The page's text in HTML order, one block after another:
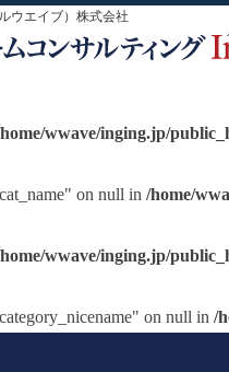
ウエイブ）株式会社
wwave/inging.jp/
on null in /home/
wwave/inging.jp/
on null in /